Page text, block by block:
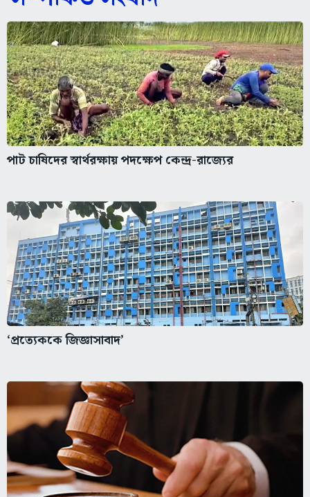
পাট চাষিদের স্বার্থরক্ষায় পদক্ষেপ কেন্দ্র-রাজ্যের
‘প্রত্যেককে জিজ্ঞাসাবাদ’